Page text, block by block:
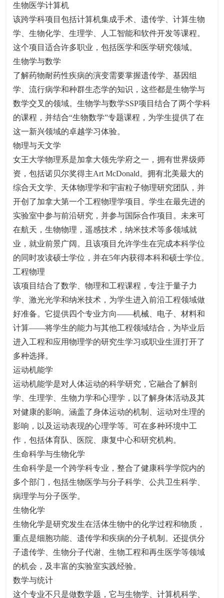
生物医学计算机
该跨学科项目包括计算机集成手术、遗传学、计算生物
学、生物化学、生理学、人工智能和软件开发等课程。
这个项目适合许多职业，包括医学和医学研究领域。
生物学与数学
了解药物耐药性疾病的演变需要掌握遗传学、基因组
学、流行病学和种群生态学的知识，这些都是生物学与
数学交叉的领域。生物学与数学SSP项目结合了两个学科
的课程，并结合“生物数学”专题课程，为学生提供了在
这一新兴领域的卓越学习体验。
物理与天文学
女王大学物理系是加拿大领先学府之一，拥有世界级师
资，包括诺贝尔奖得主Art McDonald。拥有北美最大的
综合天文学、天体物理学和宇宙粒子物理研究团队，并
开创了加拿大第一个工程物理学项目。学生在最先进的
实验室中参与前沿研究，并参与国际合作项目。未来可
在航天，生物物理，遥感技术，纳米技术等多领域就
业，就业前景广阔。且该项目允许学生在完成本科学位
的同时攻读硕士学位，并在5年内获得本科和硕士学位。
工程物理
该项目结合了数学、物理和工程课程，专注于量子力
学、激光光学和纳米技术，为学生进入前沿工程领域做
好准备。它提供四个专业方向——机械、电子、材料和
计算——将学生的能力与其他工程领域结合，为毕业后
进入工程和应用物理学的研究生学习或职业生涯打开了
多种选择。
运动机能学
运动机能学是对人体运动的科学研究，它融合了解剖
学、生理学、生物力学和心理学，以了解身体活动及其
对健康的影响。涵盖了身体运动的机制、运动对生理的
影响，以及运动表现的心理学等。可在多种环境中工
作，包括体育队、医院、康复中心和研究机构。
生命科学与生物化学
生命科学是一个跨学科专业，整合了健康科学学院内的
多个部门，包括生物医学与分子科学、公共卫生科学、
病理学与分子医学。
生物化学
生物化学是研究发生在活体生物中的化学过程和物质，
重点是细胞功能、遗传学和疾病的分子机制。还提供分
子遗传学、生物分子代谢、生物工程和再生医学等领域
的机会，及丰富的实验室实践经验。
数学与统计
这个专业不只是做数学题，它与生物学、计算机科学、